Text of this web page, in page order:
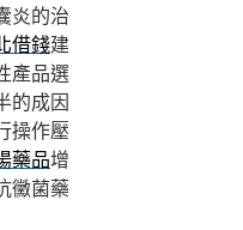
炎的治
借錢建
產品選
的成因
操作壓
藥品增
黴菌藥